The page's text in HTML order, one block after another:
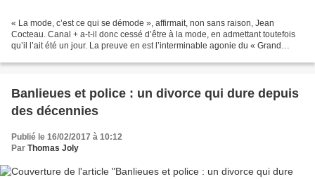
« La mode, c’est ce qui se démode », affirmait, non sans raison, Jean
Cocteau. Canal + a-t-il donc cessé d’être à la mode, en admettant toutefois
qu’il l’ait été un jour. La preuve en est l’interminable agonie du « Grand
Banlieues et police : un divorce qui dure depuis
des décennies
Publié le 16/02/2017 à 10:12
Par Thomas Joly